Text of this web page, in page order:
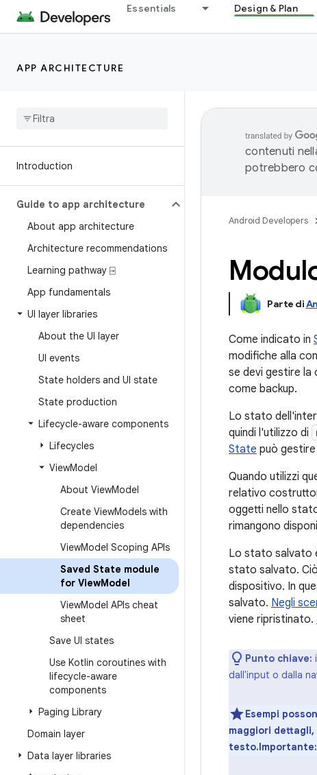
Essentials Design & Plan
APP ARCHITECTURE
Introduction
Guide to app architecture
About app architecture
Architecture recommendations
Learning pathway ⍈
App fundamentals
UI layer libraries
About the UI layer
UI events
State holders and UI state
State production
Lifecycle-aware components
Lifecycles
ViewModel
About ViewModel
Create ViewModels with
dependencies
ViewModel Scoping APIs
Saved State module
for ViewModel
ViewModel APIs cheat
sheet
Save UI states
Use Kotlin coroutines with
lifecycle-aware
components
Paging Library
Domain layer
Data layer libraries
contenuti
potrebbero
Android Developers
Parte di
Come indicato in
modifiche alla
se devi gestire la
come backup.
Lo stato
quindi l'utilizzo di
State può
Quando utilizzi
relativo
oggetti nello
rimangono
Lo stato salvato
stato salvato.
dispositivo. In
salvato. Negli
viene ripristinato.
Punto chiave:
dall'input o dalla
Esempi
maggiori